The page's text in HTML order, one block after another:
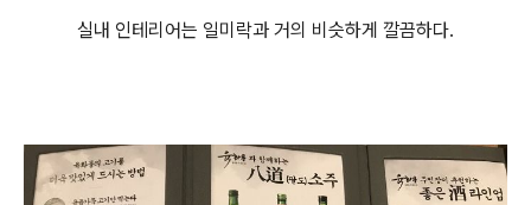
실내 인테리어는 일미락과 거의 비슷하게 깔끔하다.